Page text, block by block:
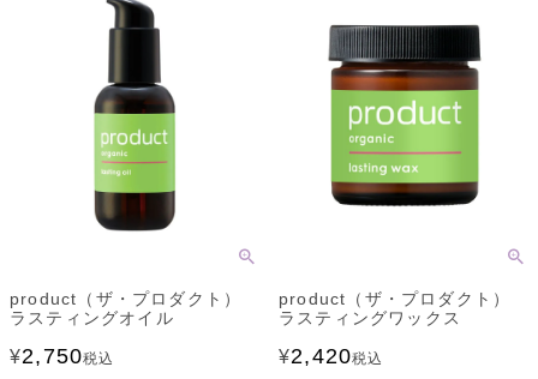
product（ザ・プロダクト）
ラスティングオイル
¥2,750税込
product（ザ・プロダクト）
ラスティングワックス
¥2,420税込